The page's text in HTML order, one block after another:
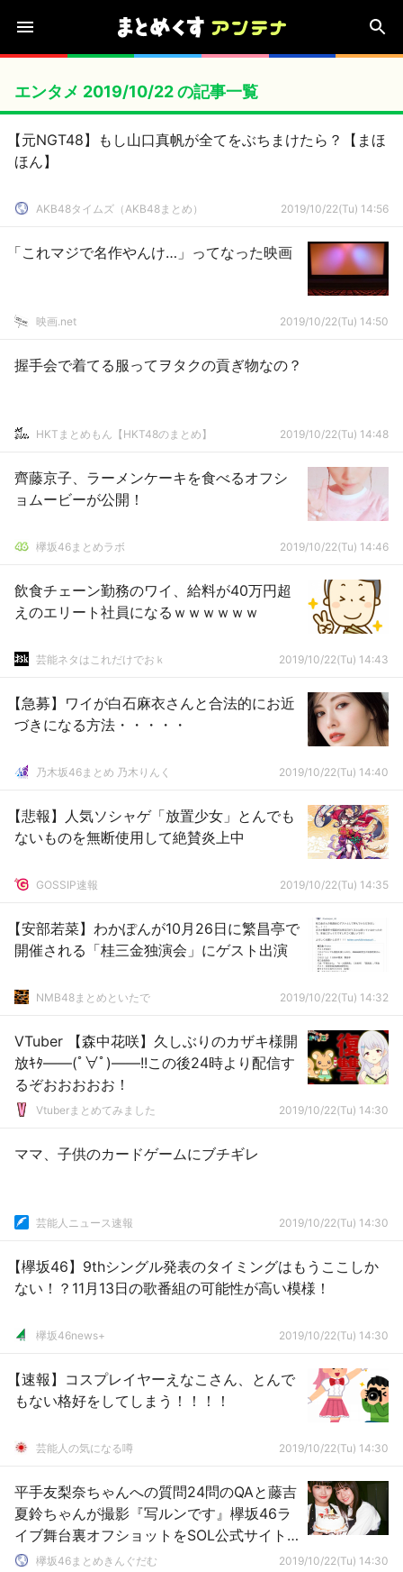
エンタメ 2019/10/22 の記事一覧
【元NGT48】もし山口真帆が全てをぶちまけたら？【まほ
ほん】
AKB48タイムズ（AKB48まとめ） 2019/10/22(Tu) 14:56
「これマジで名作やんけ…」ってなった映画
映画.net 2019/10/22(Tu) 14:50
握手会で着てる服ってヲタクの貢ぎ物なの？
HKTまとめもん【HKT48のまとめ】 2019/10/22(Tu) 14:48
齊藤京子、ラーメンケーキを食べるオフシ
ョムービーが公開！
欅坂46まとめラボ 2019/10/22(Tu) 14:46
飲食チェーン勤務のワイ、給料が40万円超
えのエリート社員になるｗｗｗｗｗｗ
芸能ネタはこれだけでおｋ 2019/10/22(Tu) 14:43
【急募】ワイが白石麻衣さんと合法的にお近
づきになる方法・・・・・
乃木坂46まとめ 乃木りんく 2019/10/22(Tu) 14:40
【悲報】人気ソシャゲ「放置少女」とんでも
ないものを無断使用して絶賛炎上中
GOSSIP速報 2019/10/22(Tu) 14:35
【安部若菜】わかぽんが10月26日に繁昌亭で
開催される「桂三金独演会」にゲスト出演
NMB48まとめといたで 2019/10/22(Tu) 14:32
VTuber 【森中花咲】久しぶりのカザキ様開
放ｷﾀ――(ﾟ∀ﾟ)――!!この後24時より配信す
るぞおおおおお！
Vtuberまとめてみました 2019/10/22(Tu) 14:30
ママ、子供のカードゲームにブチギレ
芸能人ニュース速報 2019/10/22(Tu) 14:30
【欅坂46】9thシングル発表のタイミングはもうここしか
ない！？11月13日の歌番組の可能性が高い模様！
欅坂46news+ 2019/10/22(Tu) 14:30
【速報】コスプレイヤーえなこさん、とんで
もない格好をしてしまう！！！！
芸能人の気になる噂 2019/10/22(Tu) 14:30
平手友梨奈ちゃんへの質問24問のQAと藤吉
夏鈴ちゃんが撮影『写ルンです』欅坂46ラ
イブ舞台裏オフショットをSOL公式サイト
で公開中【SCHOOL OF LOCK!】
欅坂46まとめきんぐだむ 2019/10/22(Tu) 14:30